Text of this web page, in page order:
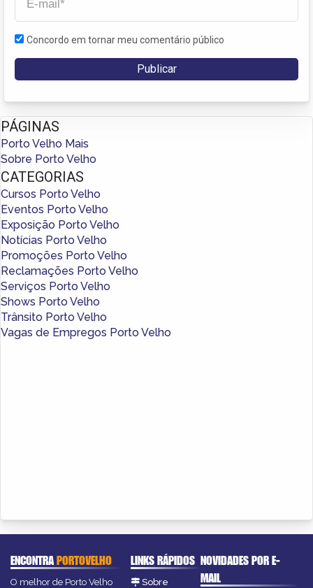
Concordo em tornar meu comentário público
PÁGINAS
Porto Velho Mais
Sobre Porto Velho
CATEGORIAS
Cursos Porto Velho
Eventos Porto Velho
Exposição Porto Velho
Notícias Porto Velho
Promoções Porto Velho
Reclamações Porto Velho
Serviços Porto Velho
Shows Porto Velho
Trânsito Porto Velho
Vagas de Empregos Porto Velho
ENCONTRAPORTOVELHO
O melhor de Porto Velho
LINKS RÁPIDOS
Sobre
NOVIDADES POR E-
MAIL